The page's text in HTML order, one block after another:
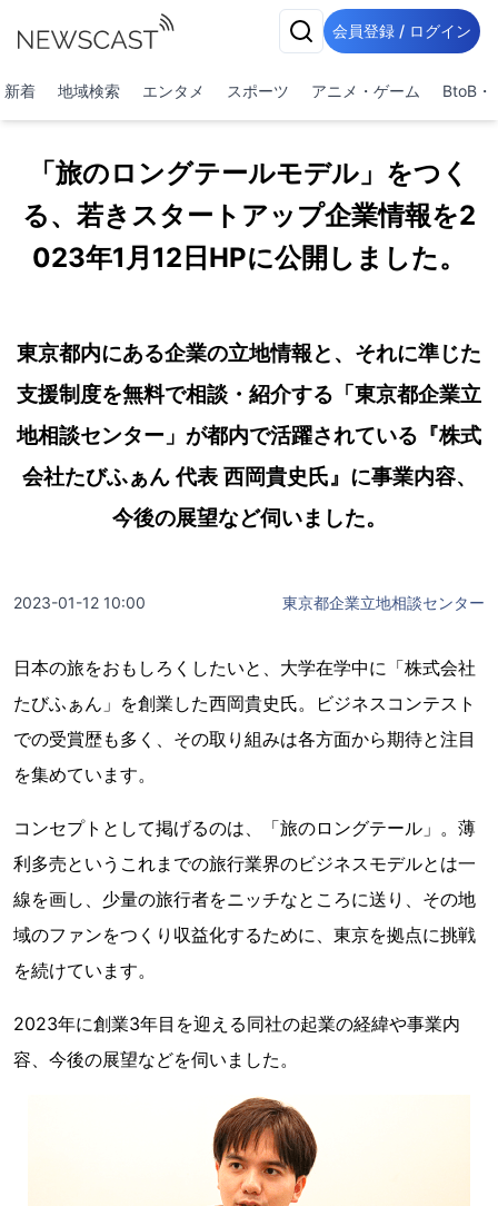
会員登録 / ログイン
新着 地域検索 エンタメ スポーツ アニメ・ゲーム BtoB・
「旅のロングテールモデル」をつく
る、若きスタートアップ企業情報を2
023年1月12日HPに公開しました。
東京都内にある企業の立地情報と、それに準じた
支援制度を無料で相談・紹介する「東京都企業立
地相談センター」が都内で活躍されている『株式
会社たびふぁん 代表 西岡貴史氏』に事業内容、
今後の展望など伺いました。
2023-01-12 10:00 東京都企業立地相談センター
日本の旅をおもしろくしたいと、大学在学中に「株式会社
たびふぁん」を創業した西岡貴史氏。ビジネスコンテスト
での受賞歴も多く、その取り組みは各方面から期待と注目
を集めています。
コンセプトとして掲げるのは、「旅のロングテール」。薄
利多売というこれまでの旅行業界のビジネスモデルとは一
線を画し、少量の旅行者をニッチなところに送り、その地
域のファンをつくり収益化するために、東京を拠点に挑戦
を続けています。
2023年に創業3年目を迎える同社の起業の経緯や事業内
容、今後の展望などを伺いました。